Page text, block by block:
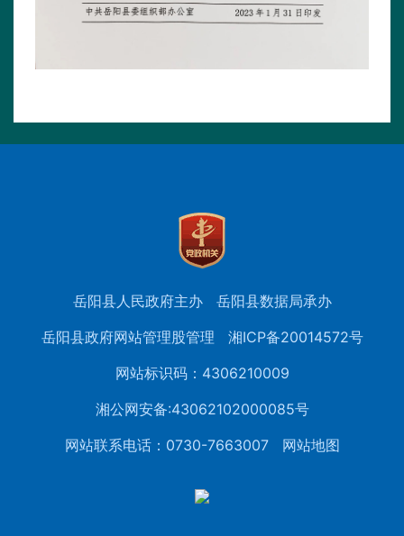
岳阳县人民政府主办
岳阳县数据局承办
岳阳县政府网站管理股管理
湘ICP备20014572号
网站标识码：4306210009
湘公网安备:43062102000085号
网站联系电话：0730-7663007
网站地图